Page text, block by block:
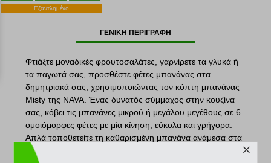
Εξαντλημένο
ΓΕΝΙΚΗ ΠΕΡΙΓΡΑΦΗ
Φτιάξτε μοναδικές φρουτοσαλάτες, γαρνίρετε τα γλυκά ή
τα παγωτά σας, προσθέστε φέτες μπανάνας στα
δημητριακά σας, χρησιμοποιώντας τον κόπτη μπανάνας
Misty της NAVA. Ένας δυνατός σύμμαχος στην κουζίνα
σας, κόβει τις μπανάνες μικρού ή μεγάλου μεγέθους σε 6
ομοιόμορφες φέτες με μία κίνηση, εύκολα και γρήγορα.
Απλά τοποθετείτε τη καθαρισμένη μπανάνα ανάμεσα στα
χωρίσματα και πιέζετε τις λαβές του κόπτη.